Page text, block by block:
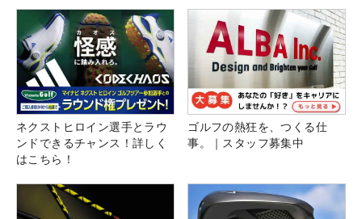
ネクストヒロイン選手とラウ
ンドできるチャンス！詳しく
はこちら！
ゴルフの熱狂を、つくる仕
事。｜スタッフ募集中